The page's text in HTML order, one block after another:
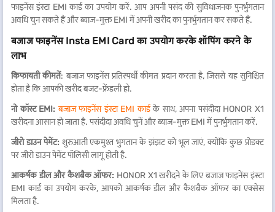
फाइनेंस इंस्टा EMI कार्ड का उपयोग करें. आप अपनी पसंद की सुविधाजनक पुनर्भुगतान
अवधि चुन सकते हैं और ब्याज-मुक्त EMI में अपनी खरीद का पुनर्भुगतान कर सकते हैं.
बजाज फाइनेंस Insta EMI Card का उपयोग करके शॉपिंग करने के
लाभ
किफायती कीमतें: बजाज फाइनेंस प्रतिस्पर्धी कीमत प्रदान करता है, जिससे यह सुनिश्चित
होता है कि आपकी खरीद बजट-फ्रेंडली हो.
नो कॉस्ट EMI: बजाज फाइनेंस इंस्टा EMI कार्डके साथ, अपना पसंदीदा HONOR X1
खरीदना आसान हो जाता है. पसंदीदा अवधि चुनें और ब्याज-मुक्त EMI में पुनर्भुगतान करें.
जीरो डाउन पेमेंट: शुरुआती एकमुश्त भुगतान के झंझट को भूल जाएं, क्योंकि कुछ प्रोडक्ट
पर जीरो डाउन पेमेंट पॉलिसी लागू होती है.
आकर्षक डील और कैशबैक ऑफर: HONOR X1 खरीदने के लिए बजाज फाइनेंस इंस्टा
EMI कार्ड का उपयोग करके, आपको आकर्षक डील और कैशबैक ऑफर का एक्सेस
मिलता है.